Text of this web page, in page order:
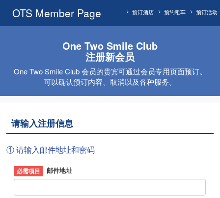
OTS Member Page 预订活动
预约租车
预订酒店
One Two Smile Club
注册新会员
One Two Smile Club 会员的贵宾可通过会员专用页面预订。
可以确认预订内容、取消以及各种服务。
请输入注册信息
① 请输入邮件地址和密码
邮件地址